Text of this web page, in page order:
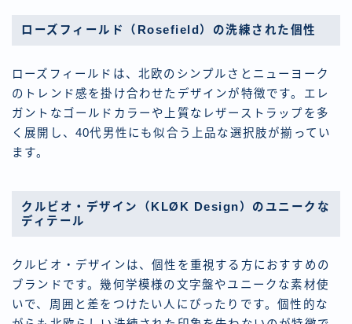
ローズフィールド（Rosefield）の洗練された個性
ローズフィールドは、北欧のシンプルさとニューヨーク
のトレンド感を掛け合わせたデザインが特徴です。エレ
ガントなゴールドカラーや上質なレザーストラップを多
く展開し、40代男性にも似合う上品な選択肢が揃ってい
ます。
クルビオ・デザイン（KLØK Design）のユニークな
ディテール
クルビオ・デザインは、個性を重視する方におすすめの
ブランドです。幾何学模様の文字盤やユニークな素材使
いで、周囲と差をつけたい人にぴったりです。個性的な